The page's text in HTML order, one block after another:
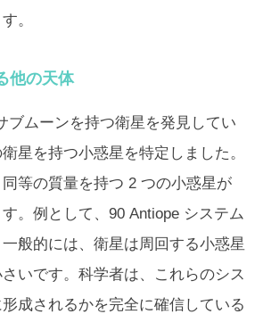
。
他の天体
ブムーンを持つ衛星を発見してい
星を持つ小惑星を特定しました。
等の質量を持つ 2 つの小惑星が
。例として、90 Antiope システム
般的には、衛星は周回する小惑星
いです。科学者は、これらのシス
成されるかを完全に確信している